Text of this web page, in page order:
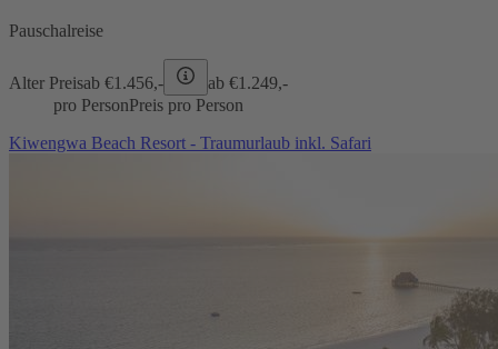
Pauschalreise
Alter Preisab €1.456,- ab €1.249,-
pro PersonPreis pro Person
Kiwengwa Beach Resort - Traumurlaub inkl. Safari